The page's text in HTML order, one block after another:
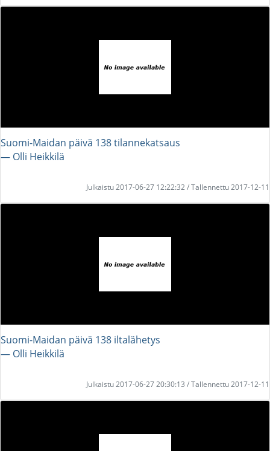
Suomi-Maidan päivä 138 tilannekatsaus
― Olli Heikkilä
Julkaistu 2017-06-27 12:22:32 / Tallennettu 2017-12-11
Suomi-Maidan päivä 138 iltalähetys
― Olli Heikkilä
Julkaistu 2017-06-27 20:30:13 / Tallennettu 2017-12-11